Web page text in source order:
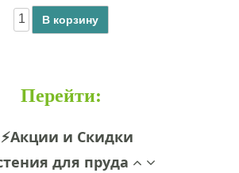
В корзину
Перейти:
⚡Акции и Скидки
для пруда